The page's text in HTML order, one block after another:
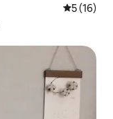
5 (16)